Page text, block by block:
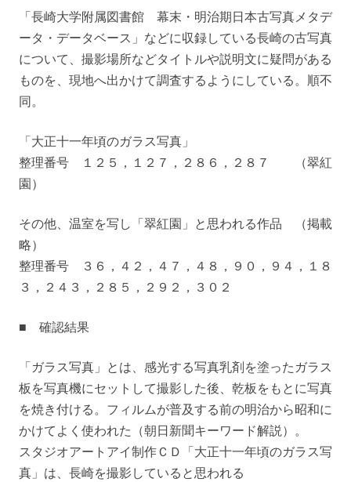
「長崎大学附属図書館 幕末・明治期日本古写真メタデ
ータ・データベース」などに収録している長崎の古写真
について、撮影場所などタイトルや説明文に疑問がある
ものを、現地へ出かけて調査するようにしている。順不
同。
「大正十一年頃のガラス写真」
整理番号 １２５，１２７，２８６，２８７ （翠紅
園）
その他、温室を写し「翠紅園」と思われる作品 （掲載
略）
整理番号 ３６，４２，４７，４８，９０，９４，１８
３，２４３，２８５，２９２，３０２
■ 確認結果
「ガラス写真」とは、感光する写真乳剤を塗ったガラス
板を写真機にセットして撮影した後、乾板をもとに写真
を焼き付ける。フィルムが普及する前の明治から昭和に
かけてよく使われた（朝日新聞キーワード解説）。
スタジオアートアイ制作ＣＤ「大正十一年頃のガラス写
真」は、長崎を撮影していると思われる